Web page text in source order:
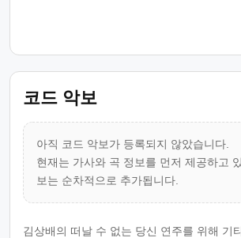
코드 악보
아직 코드 악보가 등록되지 않았습니다.
현재는 가사와 곡 정보를 먼저 제공하고
보는 순차적으로 추가됩니다.
김상배의 떠날 수 없는 당신 연주를 위해 기